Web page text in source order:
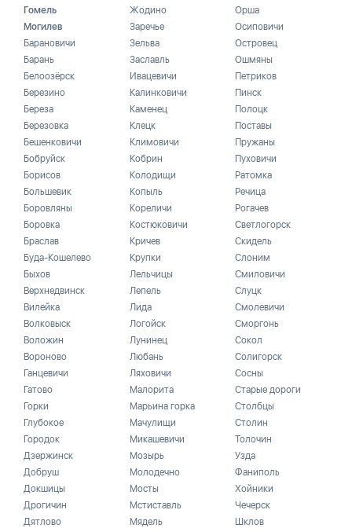
Гомель
Могилев
Барановичи
Барань
Белоозёрск
Березино
Береза
Березовка
Бешенковичи
Бобруйск
Борисов
Большевик
Боровляны
Боровка
Браслав
Буда-Кошелево
Быхов
Верхнедвинск
Вилейка
Волковыск
Воложин
Вороново
Ганцевичи
Гатово
Горки
Глубокое
Городок
Дзержинск
Добруш
Докшицы
Дрогичин
Дятлово
Жодино
Заречье
Зельва
Заславль
Ивацевичи
Калинковичи
Каменец
Клецк
Климовичи
Кобрин
Колодищи
Копыль
Кореличи
Костюковичи
Кричев
Крупки
Лельчицы
Лепель
Лида
Логойск
Лунинец
Любань
Ляховичи
Малорита
Марьина горка
Мачулищи
Микашевичи
Мозырь
Молодечно
Мосты
Мстиставль
Мядель
Орша
Осиповичи
Островец
Ошмяны
Петриков
Пинск
Полоцк
Поставы
Пружаны
Пуховичи
Ратомка
Речица
Рогачев
Светлогорск
Скидель
Слоним
Смиловичи
Слуцк
Смолевичи
Сморгонь
Сокол
Солигорск
Сосны
Старые дороги
Столбцы
Столин
Толочин
Узда
Фаниполь
Хойники
Чечерск
Шклов